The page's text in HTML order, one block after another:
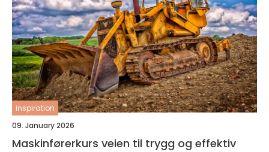
inspiration
09. January 2026
Maskinførerkurs veien til trygg og effektiv